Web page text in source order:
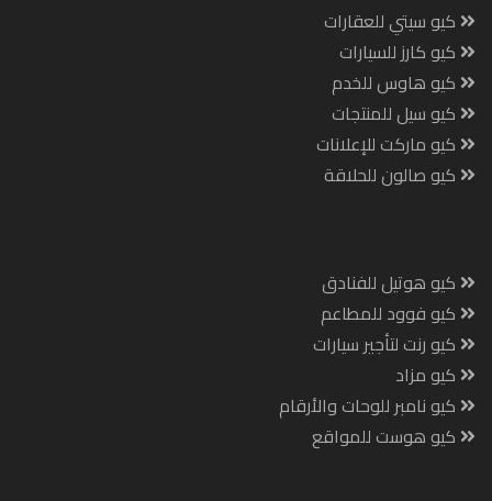
كيو سيتي للعقارات
كيو كارز للسيارات
كيو هاوس للخدم
كيو سيل للمنتجات
كيو ماركت للإعلانات
كيو صالون للحلاقة
كيو هوتيل للفنادق
كيو فوود للمطاعم
كيو رنت لتأجير سيارات
كيو مزاد
كيو نامبر للوحات والأرقام
كيو هوست للمواقع